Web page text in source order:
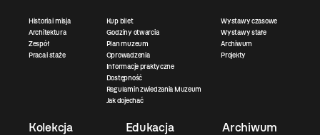
Historia i misja
Architektura
Zespół
Praca i staże
Kup bilet
Godziny otwarcia
Plan muzeum
Oprowadzenia
Informacje praktyczne
Dostępność
Regulamin zwiedzania Muzeum
Jak dojechać
Wystawy czasowe
Wystawy stałe
Archiwum
Projekty
Kolekcja Edukacja Archiwum